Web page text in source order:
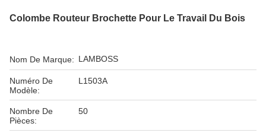
Colombe Routeur Brochette Pour Le Travail Du Bois
Nom De Marque: LAMBOSS
Numéro De
Modèle:
L1503A
Nombre De
Pièces:
50